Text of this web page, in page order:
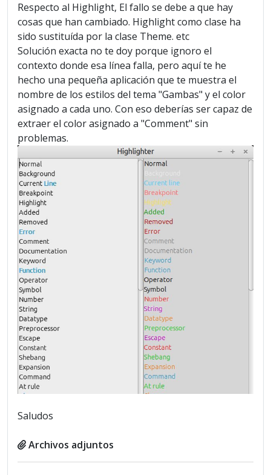
Respecto al Highlight, El fallo se debe a que hay
cosas que han cambiado. Highlight como clase ha
sido sustituída por la clase Theme. etc
Solución exacta no te doy porque ignoro el
contexto donde esa línea falla, pero aquí te he
hecho una pequeña aplicación que te muestra el
nombre de los estilos del tema "Gambas" y el color
asignado a cada uno. Con eso deberías ser capaz de
extraer el color asignado a "Comment" sin
problemas.
Saludos
Archivos adjuntos